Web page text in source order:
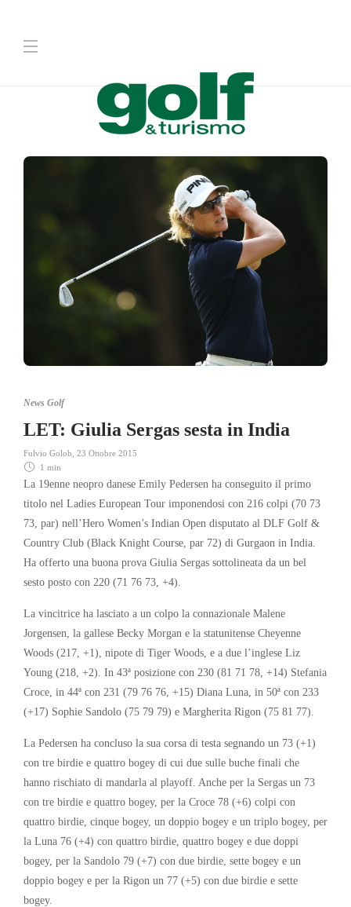
News Golf
LET: Giulia Sergas sesta in India
Fulvio Golob 23 Ottobre 2015
1 min
La 19enne neopro danese Emily Pedersen ha conseguito il primo
titolo nel Ladies European Tour imponendosi con 216 colpi (70 73
73, par) nell’Hero Women’s Indian Open disputato al DLF Golf &
Country Club (Black Knight Course, par 72) di Gurgaon in India.
Ha offerto una buona prova Giulia Sergas sottolineata da un bel
sesto posto con 220 (71 76 73, +4).
La vincitrice ha lasciato a un colpo la connazionale Malene
Jorgensen, la gallese Becky Morgan e la statunitense Cheyenne
Woods (217, +1), nipote di Tiger Woods, e a due l’inglese Liz
Young (218, +2). In 43ª posizione con 230 (81 71 78, +14) Stefania
Croce, in 44ª con 231 (79 76 76, +15) Diana Luna, in 50ª con 233
(+17) Sophie Sandolo (75 79 79) e Margherita Rigon (75 81 77).
La Pedersen ha concluso la sua corsa di testa segnando un 73 (+1)
con tre birdie e quattro bogey di cui due sulle buche finali che
hanno rischiato di mandarla al playoff. Anche per la Sergas un 73
con tre birdie e quattro bogey, per la Croce 78 (+6) colpi con
quattro birdie, cinque bogey, un doppio bogey e un triplo bogey, per
la Luna 76 (+4) con quattro birdie, quattro bogey e due doppi
bogey, per la Sandolo 79 (+7) con due birdie, sette bogey e un
doppio bogey e per la Rigon un 77 (+5) con due birdie e sette
bogey.